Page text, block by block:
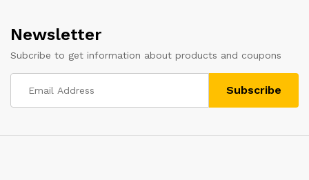
Newsletter
Subcribe to get information about products and coupons